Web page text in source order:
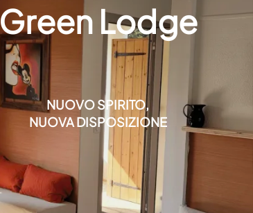
Green Lodge
NUOVO SPIRITO,
NUOVA DISPOSIZIONE